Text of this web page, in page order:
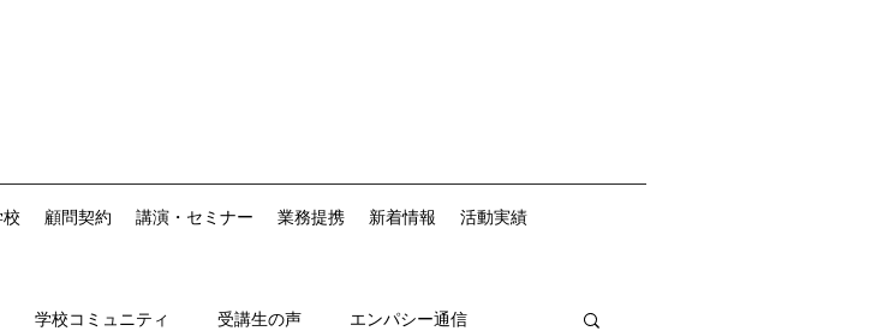
顧問契約 講演・セミナー 業務提携 新着情報 活動実績
学校コミュニティ 受講生の声 エンパシー通信